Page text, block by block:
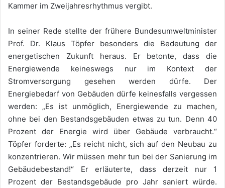
Kammer im Zweijahresrhythmus vergibt.
In seiner Rede stellte der frühere Bundesumweltminister
Prof. Dr. Klaus Töpfer besonders die Bedeutung der
energetischen Zukunft heraus. Er betonte, dass die
Energiewende keineswegs nur im Kontext der
Stromversorgung gesehen werden dürfe. Der
Energiebedarf von Gebäuden dürfe keinesfalls vergessen
werden: „Es ist unmöglich, Energiewende zu machen,
ohne bei den Bestandsgebäuden etwas zu tun. Denn 40
Prozent der Energie wird über Gebäude verbraucht.“
Töpfer forderte: „Es reicht nicht, sich auf den Neubau zu
konzentrieren. Wir müssen mehr tun bei der Sanierung im
Gebäudebestand!“ Er erläuterte, dass derzeit nur 1
Prozent der Bestandsgebäude pro Jahr saniert würde.